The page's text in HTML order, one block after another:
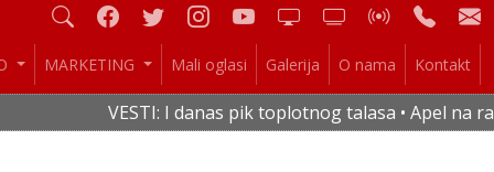
MARKETING Mali oglasi Galerija O nama Kontakt
VESTI: I danas pik toplotnog talasa • Apel na